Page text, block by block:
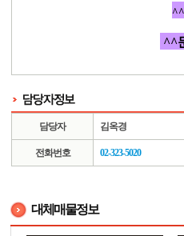
^^
담당자 김옥경
전화번호 02-323-5020
대체매물정보